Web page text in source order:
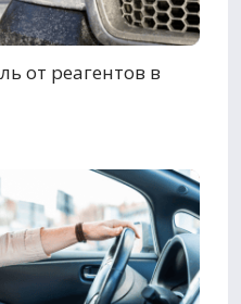
от реагентов в